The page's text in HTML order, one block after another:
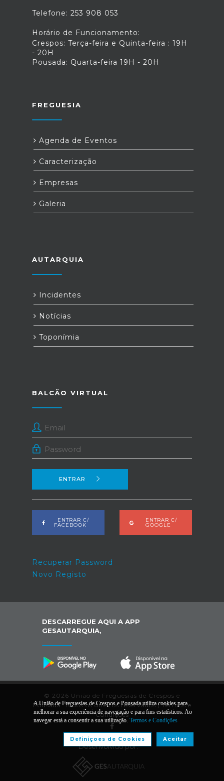
Telefone: 253 908 053
Horário de Funcionamento:
Crespos: Terça-feira e Quinta-feira : 19H
- 20H
Pousada: Quarta-feira 19H - 20H
FREGUESIA
Agenda de Eventos
Caracterização
Empresas
Galeria
AUTARQUIA
Incidentes
Notícias
Toponímia
BALCÃO VIRTUAL
ENTRAR
ENTRAR C/
FACEBOOK
ENTRAR C/
GOOGLE
Recuperar Password
Novo Registo
DESCARREGUE AQUI A APP
GESAUTARQUIA,
© 2026 União de Freguesias de Crespos e
Pousada. Todos os direitos reservados |Termos e
Condições
Desenvolvido por:
A União de Freguesias de Crespos e Pousada utiliza cookies para
melhorar a sua experiência de navegação e para fins estatísticos. Ao
navegar está a consentir a sua utilização. Termos e Condições
Aceitar
Definiçoes de Cookies